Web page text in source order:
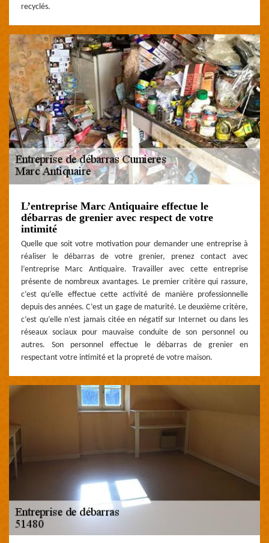
recyclés.
L’entreprise Marc Antiquaire effectue le
débarras de grenier avec respect de votre
intimité
Quelle que soit votre motivation pour demander une entreprise à
réaliser le débarras de votre grenier, prenez contact avec
l’entreprise Marc Antiquaire. Travailler avec cette entreprise
présente de nombreux avantages. Le premier critère qui rassure,
c’est qu’elle effectue cette activité de manière professionnelle
depuis des années. C’est un gage de maturité. Le deuxième critère,
c’est qu’elle n’est jamais citée en négatif sur Internet ou dans les
réseaux sociaux pour mauvaise conduite de son personnel ou
autres. Son personnel effectue le débarras de grenier en
respectant votre intimité et la propreté de votre maison.